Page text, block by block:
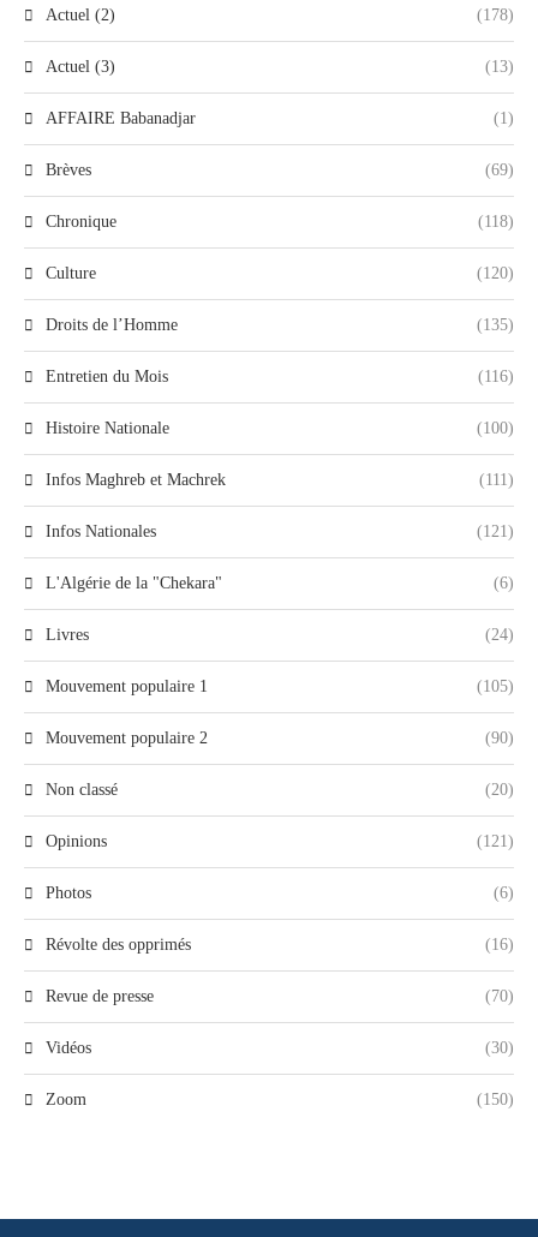
Actuel (2) (178)
Actuel (3) (13)
AFFAIRE Babanadjar (1)
Brèves (69)
Chronique (118)
Culture (120)
Droits de l’Homme (135)
Entretien du Mois (116)
Histoire Nationale (100)
Infos Maghreb et Machrek (111)
Infos Nationales (121)
L'Algérie de la "Chekara" (6)
Livres (24)
Mouvement populaire 1 (105)
Mouvement populaire 2 (90)
Non classé (20)
Opinions (121)
Photos (6)
Révolte des opprimés (16)
Revue de presse (70)
Vidéos (30)
Zoom (150)